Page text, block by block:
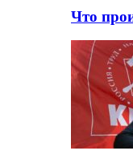
Что